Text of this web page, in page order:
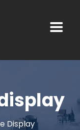
Display